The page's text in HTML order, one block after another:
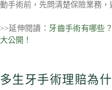
動手術前，先問清楚保險業務，
>>延伸閱讀： 牙齒手術有哪些
大公開！
多生牙手術理賠為